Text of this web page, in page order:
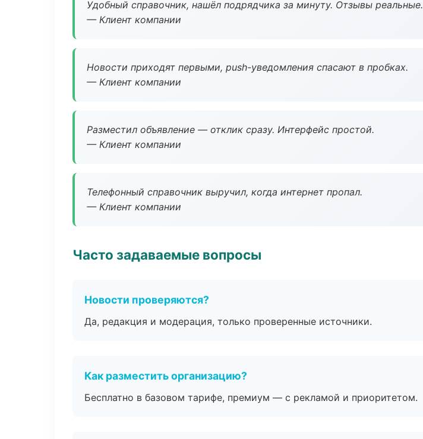
Удобный справочник, нашёл подрядчика за минуту. Отзывы реальные.
— Клиент компании
Новости приходят первыми, push-уведомления спасают в пробках.
— Клиент компании
Разместил объявление — отклик сразу. Интерфейс простой.
— Клиент компании
Телефонный справочник выручил, когда интернет пропал.
— Клиент компании
Часто задаваемые вопросы
Новости проверяются?
Да, редакция и модерация, только проверенные источники.
Как разместить организацию?
Бесплатно в базовом тарифе, премиум — с рекламой и приоритетом.